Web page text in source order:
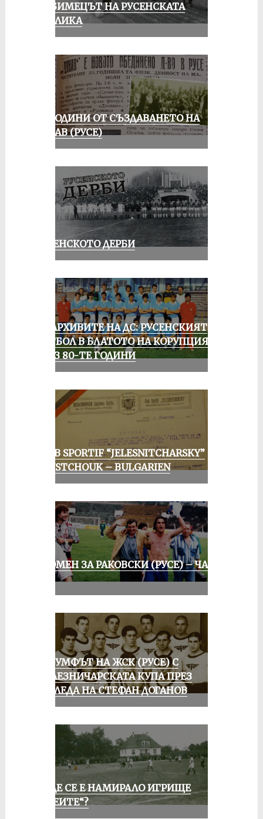
ЛЮБИМЕЦЪТ НА РУСЕНСКАТА
ПУБЛИКА
70 ГОДИНИ ОТ СЪЗДАВАНЕТО НА
ДУНАВ (РУСЕ)
РУСЕНСКОТО ДЕРБИ
ИЗ АРХИВИТЕ НА ДС: РУСЕНСКИЯТ
ФУТБОЛ В БЛАТОТО НА КОРУПЦИЯТА
ПРЕЗ 80-ТЕ ГОДИНИ
CLUB SPORTIF “JELESNITCHARSKY”
ROUSTCHOUK – BULGARIEN
СПОМЕН ЗА РАКОВСКИ (РУСЕ) – ЧАСТ
ТРИУМФЪТ НА ЖСК (РУСЕ) С
ЖЕЛЕЗНИЧАРСКАТА КУПА ПРЕЗ
ПОГЛЕДА НА СТЕФАН ДОГАНОВ
КЪДЕ СЕ Е НАМИРАЛО ИГРИЩЕ
„АЛЕИТЕ“?